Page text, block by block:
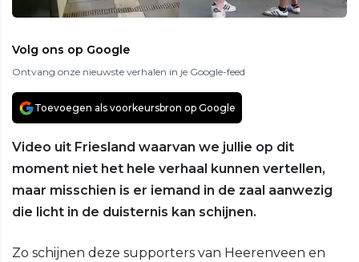
Volg ons op Google
Ontvang onze nieuwste verhalen in je Google-feed
Toevoegen als voorkeursbron op Google
Video uit Friesland waarvan we jullie op dit
moment niet het hele verhaal kunnen vertellen,
maar misschien is er iemand in de zaal aanwezig
die licht in de duisternis kan schijnen.
Zo schijnen deze supporters van Heerenveen en